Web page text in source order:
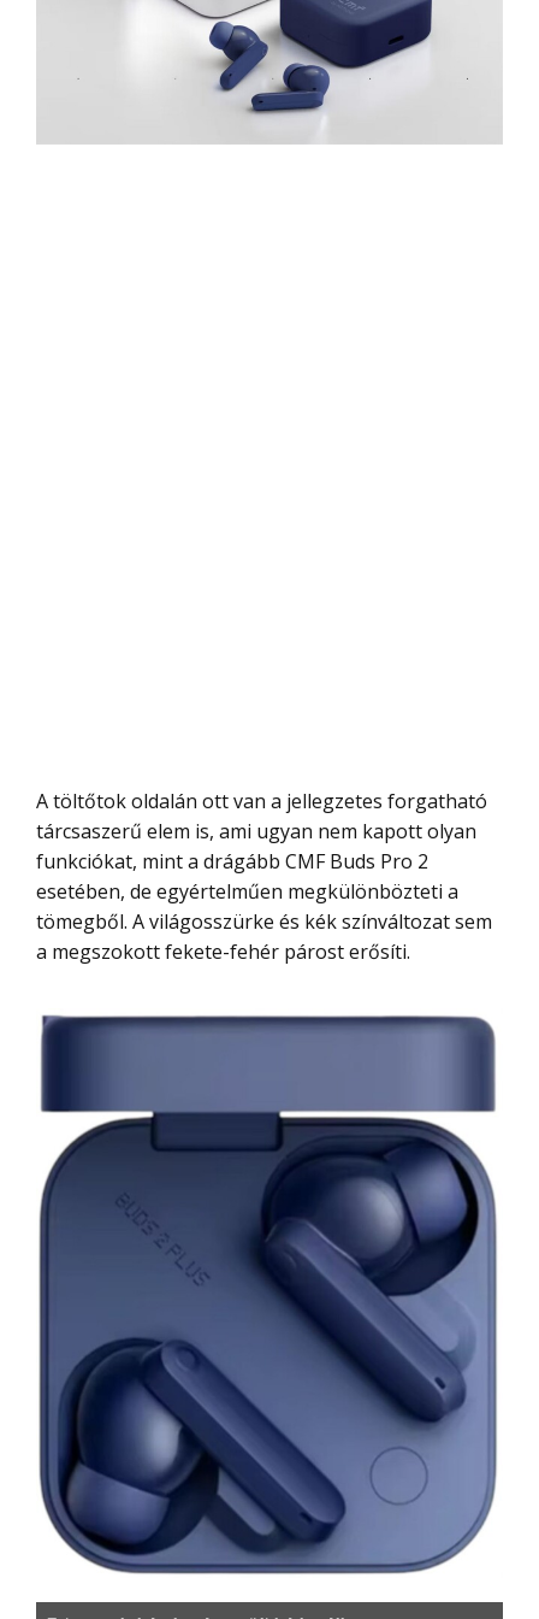
A töltőtok oldalán ott van a jellegzetes forgatható
tárcsaszerű elem is, ami ugyan nem kapott olyan
funkciókat, mint a drágább CMF Buds Pro 2
esetében, de egyértelműen megkülönbözteti a
tömegből. A világosszürke és kék színváltozat sem
a megszokott fekete-fehér párost erősíti.